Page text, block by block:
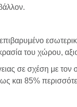
του χώρου,
σε σχέση με τον
και 85%